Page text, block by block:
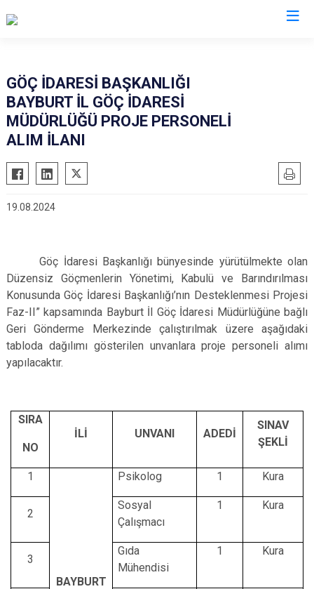
GÖÇ İDARESİ BAŞKANLIĞI
BAYBURT İL GÖÇ İDARESİ
MÜDÜRLÜĞÜ PROJE PERSONELİ
ALIM İLANI
19.08.2024
Göç İdaresi Başkanlığı bünyesinde yürütülmekte olan
Düzensiz Göçmenlerin Yönetimi, Kabulü ve Barındırılması
Konusunda Göç İdaresi Başkanlığı’nın Desteklenmesi Projesi
Faz-II” kapsamında Bayburt İl Göç İdaresi Müdürlüğüne bağlı
Geri Gönderme Merkezinde çalıştırılmak üzere aşağıdaki
tabloda dağılımı gösterilen unvanlara projepersoneli alımı
yapılacaktır.
SIRA
NO
İLİ UNVANI ADEDİ
SINAV
ŞEKLİ
1
BAYBURT
Psikolog 1 Kura
2
Sosyal
Çalışmacı
1 Kura
3
Gıda
Mühendisi
1 Kura